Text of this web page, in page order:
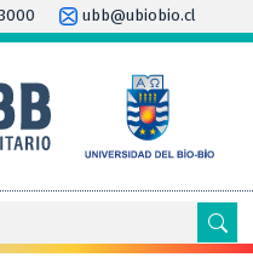
ubb@ubiobio.cl